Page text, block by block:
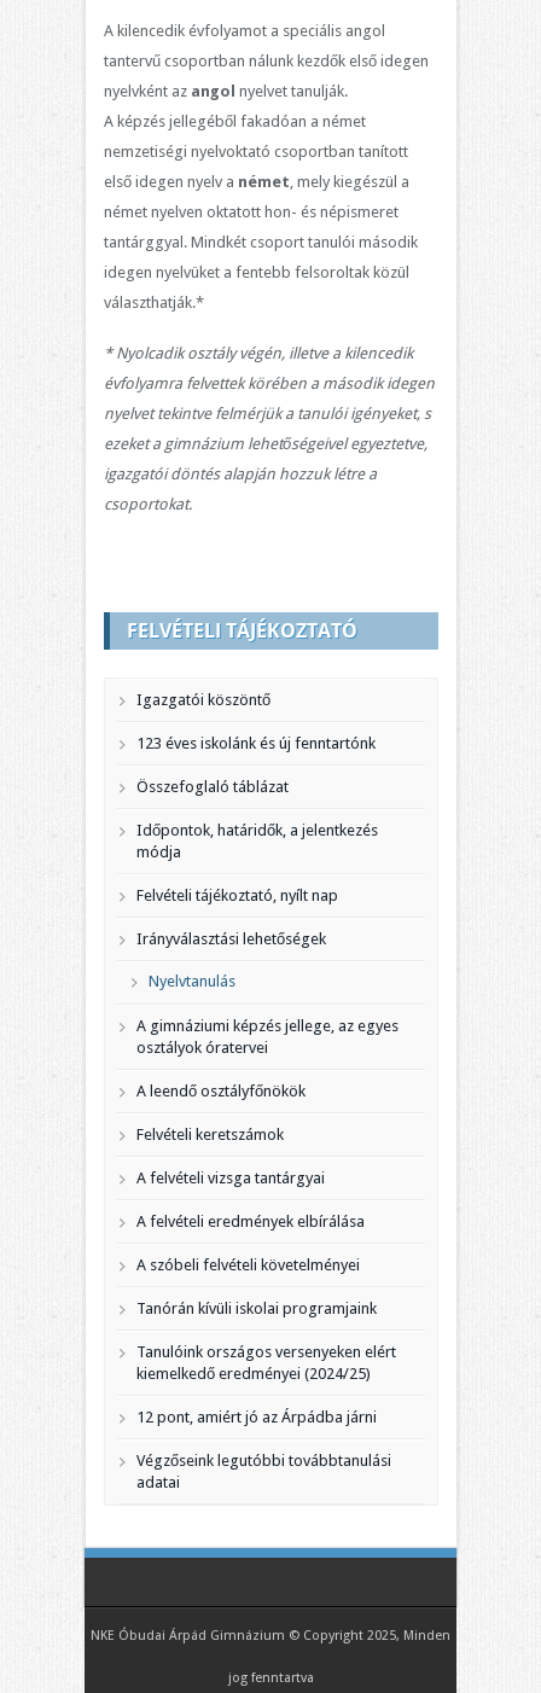
A kilencedik évfolyamot a speciális angol
tantervű csoportban nálunk kezdők első idegen
nyelvként az angol nyelvet tanulják.
A képzés jellegéből fakadóan a német
nemzetiségi nyelvoktató csoportban tanított
első idegen nyelv a német , mely kiegészül a
német nyelven oktatott hon- és népismeret
tantárggyal. Mindkét csoport tanulói második
idegen nyelvüket a fentebb felsoroltak közül
választhatják.*
* Nyolcadik osztály végén, illetve a kilencedik
évfolyamra felvettek körében a második idegen
nyelvet tekintve felmérjük a tanulói igényeket, s
ezeket a gimnázium lehetőségeivel egyeztetve,
igazgatói döntés alapján hozzuk létre a
csoportokat.
FELVÉTELI TÁJÉKOZTATÓ
Igazgatói köszöntő
123 éves iskolánk és új fenntartónk
Összefoglaló táblázat
Időpontok, határidők, a jelentkezés
módja
Felvételi tájékoztató, nyílt nap
Irányválasztási lehetőségek
Nyelvtanulás
A gimnáziumi képzés jellege, az egyes
osztályok óratervei
A leendő osztályfőnökök
Felvételi keretszámok
A felvételi vizsga tantárgyai
A felvételi eredmények elbírálása
A szóbeli felvételi követelményei
Tanórán kívüli iskolai programjaink
Tanulóink országos versenyeken elért
kiemelkedő eredményei (2024/25)
12 pont, amiért jó az Árpádba járni
Végzőseink legutóbbi továbbtanulási
adatai
NKE Óbudai Árpád Gimnázium © Copyright 2025, Minden
jog fenntartva